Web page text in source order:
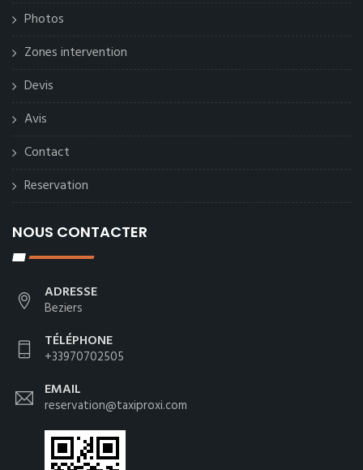
Photos
Zones intervention
Devis
Avis
Contact
Reservation
NOUS CONTACTER
ADRESSE
Beziers
TÉLÉPHONE
+33970702505
EMAIL
reservation@taxiproxi.com